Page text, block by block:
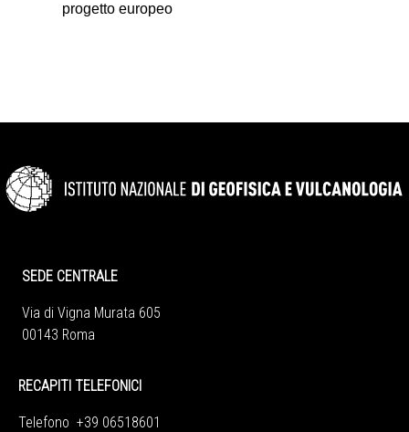
progetto europeo
SEDE CENTRALE
Via di Vigna Murata 605
00143 Roma
RECAPITI TELEFONICI
Telefono +39 06518601